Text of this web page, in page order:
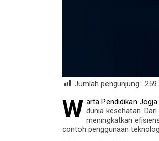
Jumlah pengunjung : 259
W arta Pendidikan Jogja
dunia kesehatan.
meningkatkan
contoh penggunaan